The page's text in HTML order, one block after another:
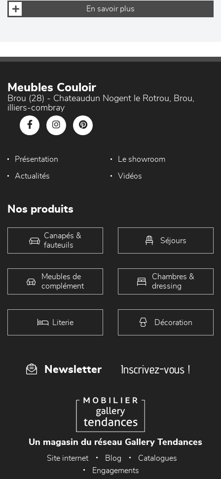
En savoir plus
Meubles Couloir
Brou (28) - Chateaudun Nogent le Rotrou, Brou,
illiers-combray
Présentation Le showroom
Actualités Vidéos
Nos produits
Canapés &
fauteuils
Séjours
Meubles de
complément
Chambres &
dressing
Literie Décoration
Newsletter Inscrivez-vous !
Un magasin du réseau Gallery Tendances
Site internet Blog
Catalogues
Engagements